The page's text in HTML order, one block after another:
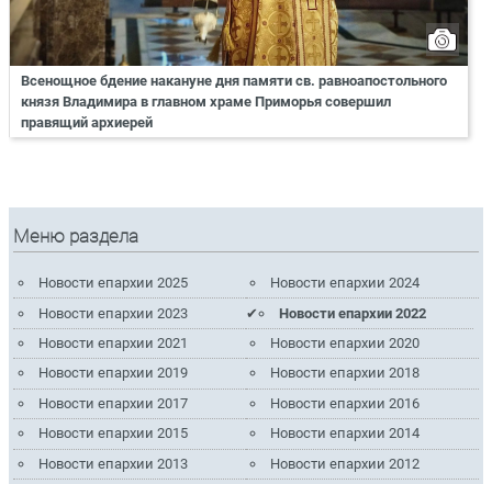
Всенощное бдение накануне дня памяти св. равноапостольного
князя Владимира в главном храме Приморья совершил
правящий архиерей
Меню раздела
Новости епархии 2025
Новости епархии 2024
Новости епархии 2023
Новости епархии 2022
Новости епархии 2021
Новости епархии 2020
Новости епархии 2019
Новости епархии 2018
Новости епархии 2017
Новости епархии 2016
Новости епархии 2015
Новости епархии 2014
Новости епархии 2013
Новости епархии 2012